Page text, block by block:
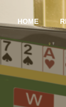
do
treści
HOME